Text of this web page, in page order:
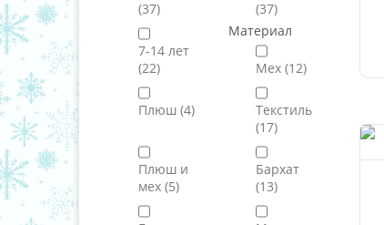
(37)
(37)
7-14 лет
(22)
Материал
Мех(12)
Плюш (4)
Текстиль
(17)
Плюш и
мех (5)
Бархат
(13)